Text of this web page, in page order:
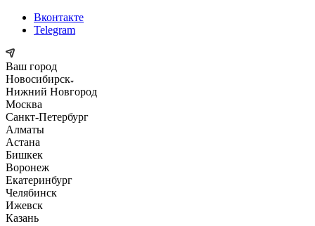
Вконтакте
Telegram
Ваш город
Новосибирск
Нижний Новгород
Москва
Санкт-Петербург
Алматы
Астана
Бишкек
Воронеж
Екатеринбург
Челябинск
Ижевск
Казань